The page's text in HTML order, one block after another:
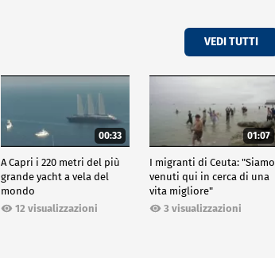
VEDI TUTTI
00:33
A Capri i 220 metri del più
grande yacht a vela del
mondo
12 visualizzazioni
01:07
I migranti di Ceuta: "Siamo
venuti qui in cerca di una
vita migliore"
3 visualizzazioni